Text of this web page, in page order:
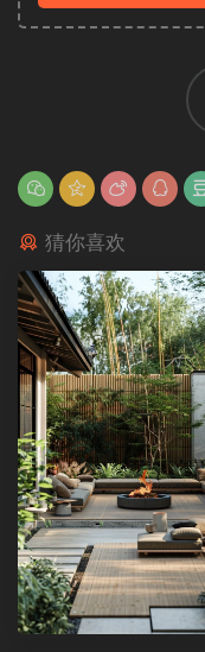
猜你喜欢